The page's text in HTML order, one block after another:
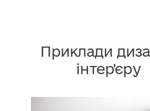
Приклади
інтер'єру